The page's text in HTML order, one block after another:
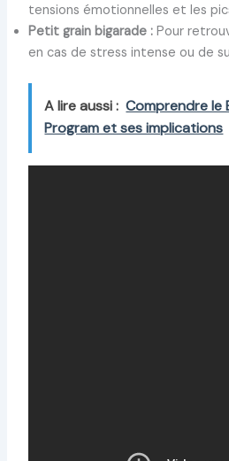
tensions émotionnelles et les
Petit grain bigarade :Pour
en cas de stress intense ou de
A lire aussi : Comprendre le
Program et ses implications